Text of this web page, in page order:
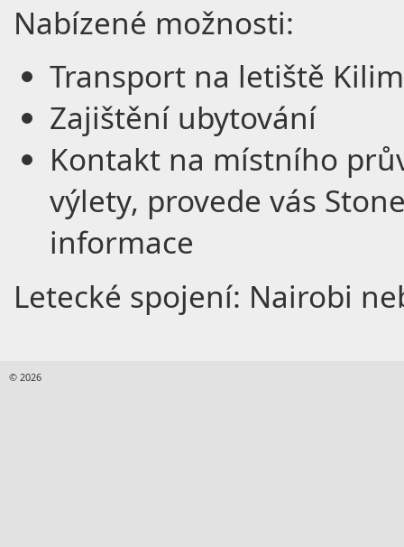
Nabízené možnosti:
Transport na letiště
Zajištění ubytování
Kontakt na místního
výlety, provede vás
informace
Letecké spojení: Nairobi
© 2026